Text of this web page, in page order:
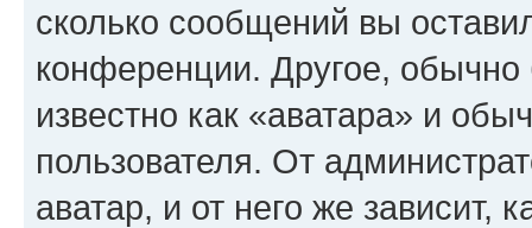
сколько сообщений вы
конференции. Другое,
известно как «аватара» и
пользователя. От
аватар, и от него же зависит,